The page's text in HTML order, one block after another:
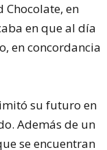
en
en que al día
en concordancia
su futuro en
Además de un
se encuentran